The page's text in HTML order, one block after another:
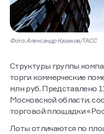
Фото: Александр Казаков/ТАСС
Структуры группы
торги коммерческие
млн руб. Представлено
Московской области,
торговой площадки
Лоты отличаются по